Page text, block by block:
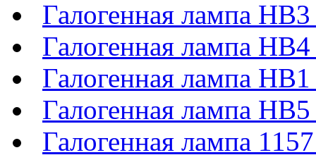
Галогенная лампа
Галогенная лампа
Галогенная лампа
Галогенная лампа
Галогенная лампа